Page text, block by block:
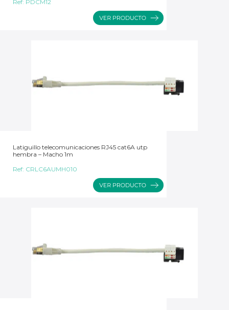
Ref: PDCM12
Latiguillo telecomunicaciones RJ45 cat6A utp
hembra – Macho 1m
Ref: CRLC6AUMH010